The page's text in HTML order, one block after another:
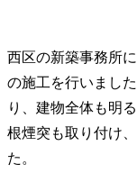
西区の新築事務所
の施工を行いまし
り、建物全体も明
根煙突も取り付け
た。